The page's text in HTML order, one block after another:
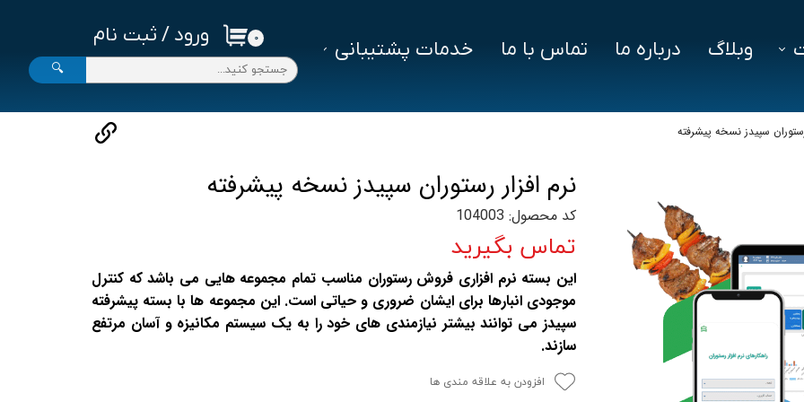
ورود / ثبت نام ۰
🔍
وبلاگ درباره ما تماس با ما
خدمات پشتیبانی
رستوران سپیدز نسخه پیشرفته
نرم افزار رستوران سپیدز نسخه پیشرفته
کد محصول: 104003
تماس بگیرید
این بسته نرم افزاری فروش رستوران مناسب تمام مجموعه هایی می باشد که کنترل
موجودی انبارها برای ایشان ضروری و حیاتی است. این مجموعه ها با بسته پیشرفته
سپیدز می توانند بیشتر نیازمندی های خود را به یک سیستم مکانیزه و آسان مرتفع
سازند.
افزودن به علاقه مندی ها